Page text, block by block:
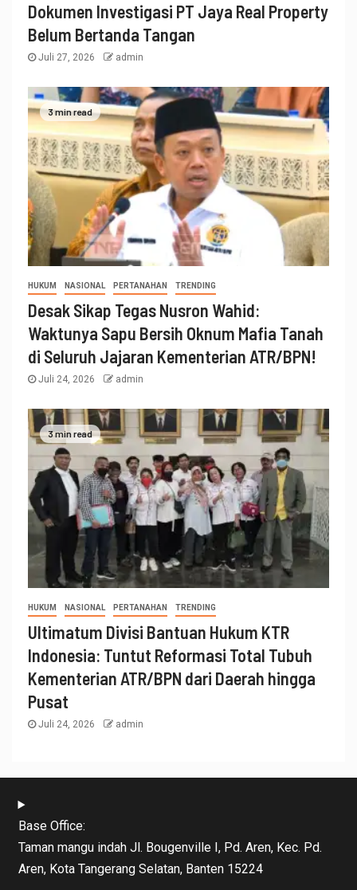
Dokumen Investigasi PT Jaya Real Property
Belum Bertanda Tangan
Juli 27, 2026 admin
3 min read
HUKUM NASIONAL PERTANAHAN TRENDING
Desak Sikap Tegas Nusron Wahid:
Waktunya Sapu Bersih Oknum Mafia Tanah
di Seluruh Jajaran Kementerian ATR/BPN!
Juli 24, 2026 admin
3 min read
HUKUM NASIONAL PERTANAHAN TRENDING
Ultimatum Divisi Bantuan Hukum KTR
Indonesia: Tuntut Reformasi Total Tubuh
Kementerian ATR/BPN dari Daerah hingga
Pusat
Juli 24, 2026 admin
Base Office:
Taman mangu indah Jl. Bougenville I, Pd. Aren, Kec. Pd.
Aren, Kota Tangerang Selatan, Banten 15224